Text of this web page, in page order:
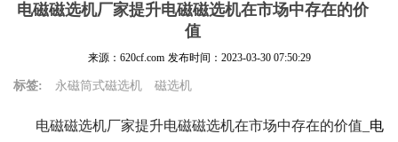
电磁磁选机厂家提升电磁磁选机在市场中存在的价
值
来源：620cf.com 发布时间： 2023-03-30 07:50:29
标签: 永磁筒式磁选机 磁选机
电磁磁选机厂家提升电磁磁选机在市场中存在的价值_ 电